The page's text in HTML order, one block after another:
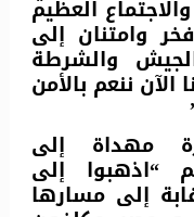
العظيم
وامتنان إلى
والشرطة
ننعم بالأمن
مهداة إلى
“اذهبوا إلى
إلى مسارها